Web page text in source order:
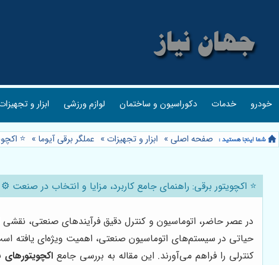
خودرو خدمات دکوراسیون و ساختمان لوازم ورزشی ابزار و
صفحه اصلی » ابزار و تجهیزات » عملگر برقی آیوما »
⭐️
⭐️ اکچویتور برقی: راهنمای جامع کاربرد، مزایا و انتخاب در صنعت ⚙️
در عصر حاضر، اتوماسیون و کنترل دقیق فرآیندهای صنعتی،
حیاتی در سیستم‌های اتوماسیون صنعتی، اهمیت ویژه‌ای یافته
کنترلی را فراهم می‌آورند. این مقاله به بررسی جامع اکچویتورهای